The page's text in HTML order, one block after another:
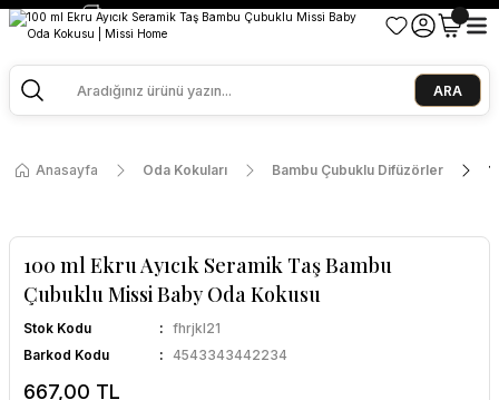
2500 TL ve Üzeri Alışverişlerde Kargo Bedava!
Missi Kokularda 3 Al 2 Öde
ARA
Anasayfa Oda Kokuları Bambu Çubuklu Difüzörler
100 ml Ekru Ayıcık Seramik Taş Bambu
Çubuklu Missi Baby Oda Kokusu
Stok Kodu
fhrjkl21
Barkod Kodu
4543343442234
667,00 TL